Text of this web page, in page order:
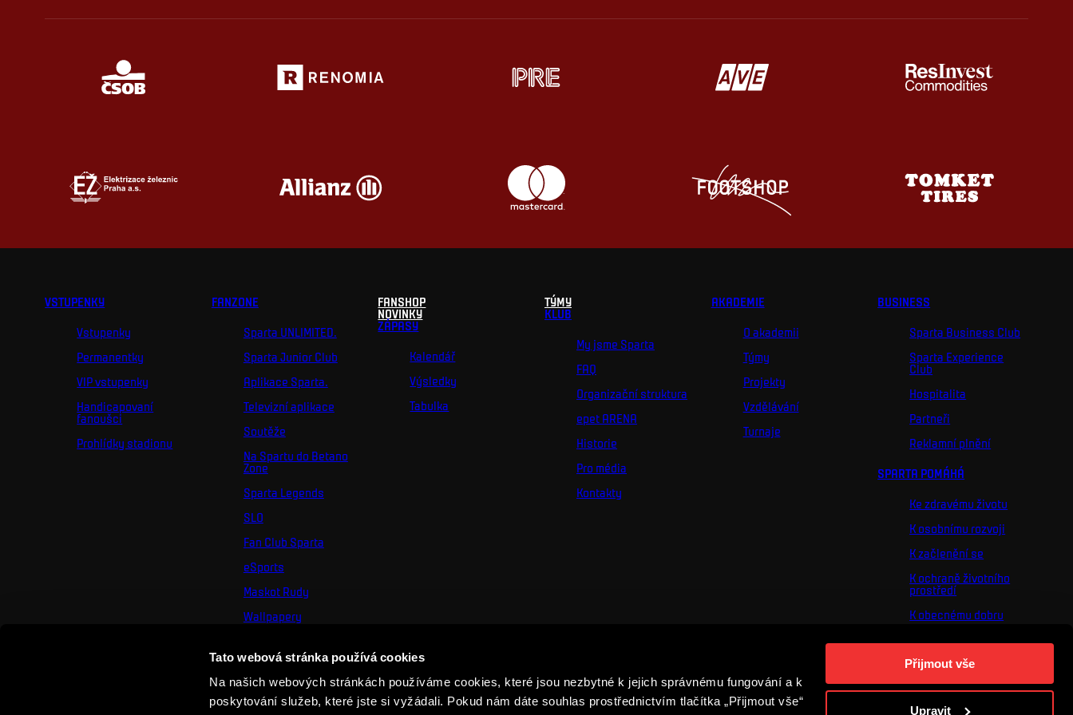
Tato webová stránka používá cookies
Na našich webových stránkách používáme cookies, které jsou nezbytné k jejich správnému fungování a k
poskytování služeb, které jste si vyžádali. Pokud nám dáte souhlas prostřednictvím tlačítka „Přijmout vše“
Přijmout vše
Upravit
VSTUPENKY
Vstupenky
Permanentky
VIP vstupenky
Handicapovaní
fanoušci
Prohlídky stadionu
FANZONE
Sparta UNLIMITED.
Sparta Junior Club
Aplikace Sparta.
Televizní aplikace
Soutěže
Na Spartu do Betano
Zone
Sparta Legends
SLO
Fan Club Sparta
eSports
Maskot Rudy
Wallpapery
Mural výzva
FANSHOP
NOVINKY
ZÁPASY
Kalendář
Výsledky
Tabulka
TÝMY
KLUB
My jsme Sparta
FAQ
Organizační struktura
epet ARENA
Historie
Pro média
Kontakty
AKADEMIE
O akademii
Týmy
Projekty
Vzdělávání
Turnaje
BUSINESS
Sparta Business Club
Sparta Experience
Club
Hospitalita
Partneři
Reklamní plnění
SPARTA POMÁHÁ
Ke zdravému životu
K osobnímu rozvoji
K začlenění se
K ochraně životního
prostředí
K obecnému dobru
Pro vás
Turnaj Nadačního